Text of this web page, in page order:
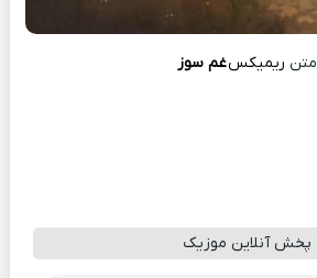
متن ریمیکسغم سوز
پخش آنلاین موزیک